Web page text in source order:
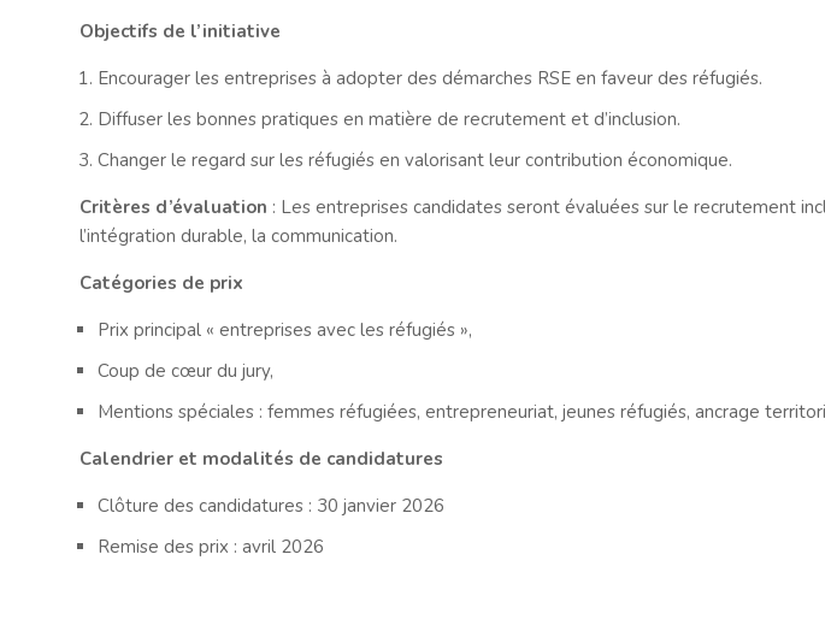
Objectifs de l’initiative
Encourager les entreprises à adopter des démarches RSE en faveur des réfugiés.
Diffuser les bonnes pratiques en matière de recrutement et d’inclusion.
Changer le regard sur les réfugiés en valorisant leur contribution économique.
Critères d’évaluation : Les entreprises candidates seront évaluées sur le recrutement
l’intégration durable, la communication.
Catégories de prix
Prix principal « entreprises avec les réfugiés »,
Coup de cœur du jury,
Mentions spéciales : femmes réfugiées, entrepreneuriat, jeunes réfugiés, ancrage
Calendrier et modalités de candidatures
Clôture des candidatures : 30 janvier 2026
Remise des prix : avril 2026